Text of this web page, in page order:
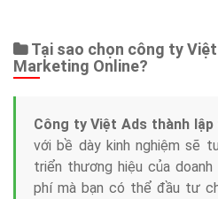
Tại sao chọn công ty
Marketing Online?
Công ty Việt Ads thành lập
với bề dày kinh nghiệm sẽ
triển thương hiệu của
phí mà bạn có thể đầu tư